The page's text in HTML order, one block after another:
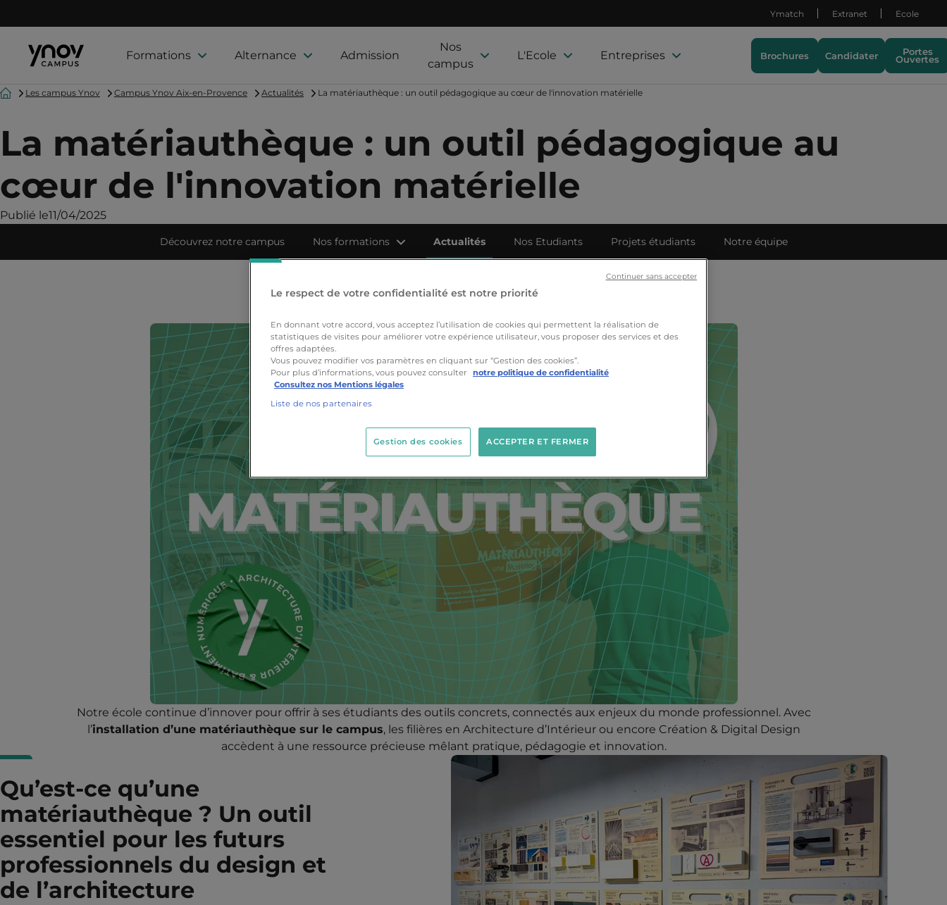
Formations Alternance Admission
Nos
campus
L'Ecole Entreprises
Ymatch Extranet Ecole
Brochures Candidater Portes
Ouvertes
AccueilLes campus Ynov Campus Ynov Aix-en-Provence Actualités La matériauthèque : un outil pédagogique au cœur de l'innovation matérielle
La matériauthèque : un outil pédagogique au
cœur de l'innovation matérielle
Publié le11/04/2025
Découvrez notre campus Nos formations Actualités Nos Etudiants Projets étudiants Notre équipe
Notre école continue d’innover pour offrir à ses étudiants des outils concrets, connectés aux enjeux du monde professionnel. Avec
l’installation d’une matériauthèque sur le campus, les filières en Architecture d’Intérieur ou encore Création & Digital Design
accèdent à une ressource précieuse mêlant pratique, pédagogie et innovation.
Qu’est-ce qu’une
matériauthèque ? Un outil
essentiel pour les futurs
professionnels du design et
de l’architecture
Le respect de votre confidentialité est notre priorité
En donnant votre accord, vous acceptez l’utilisation de cookies qui permettent la réalisation de
statistiques de visites pour améliorer votre expérience utilisateur, vous proposer des services et des
offres adaptées.
Vous pouvez modifier vos paramètres en cliquant sur “Gestion des cookies”.
Pour plus d’informations, vous pouvez consulter
notre politique de confidentialité
Consultez nos Mentions légales
Liste de nos partenaires
ACCEPTER ET FERMER
Gestion des cookies
Continuer sans accepter